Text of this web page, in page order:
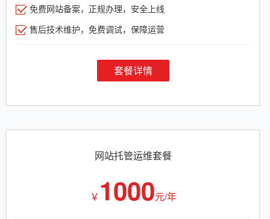
免费网站备案，正规办理，安全上线
售后技术维护，免费调试，保障运营
套餐详情
网站托管运维套餐
￥ 1000元/年